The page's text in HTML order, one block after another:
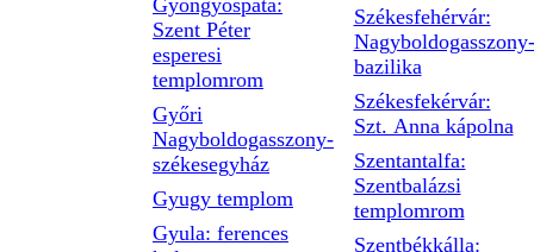
Gyöngyöspata:
Szent Péter
esperesi
templomrom
Győri
Nagyboldogasszony-
székesegyház
Gyugy templom
Gyula: ferences
Székesfehérvár:
Nagyboldogasszony-
bazilika
Székesfekérvár:
Szt. Anna kápolna
Szentantalfa:
Szentbalázsi
templomrom
Szentbékkálla: